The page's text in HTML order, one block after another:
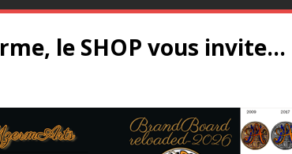
le SHOP vous invite…